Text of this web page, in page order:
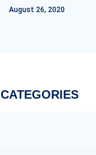
August 26, 2020
CATEGORIES